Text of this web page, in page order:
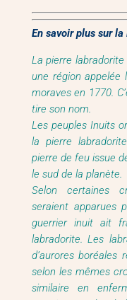
En savoir plus sur
La pierre
une région appelée
moraves en 1770.
tire son nom.
Les peuples Inuits
la pierre
pierre de feu issue
le sud de la planète.
Selon certaines
seraient apparues
guerrier inuit ait
labradorite. Les
d’aurores boréales
selon les mêmes
similaire en